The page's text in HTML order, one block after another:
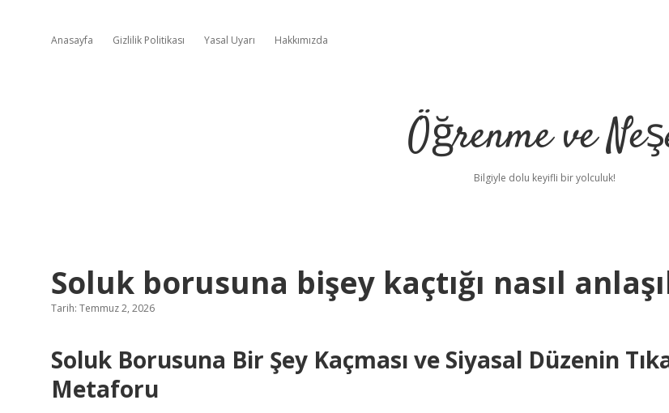
Anasayfa Gizlilik Politikası Yasal Uyarı Hakkımızda
Öğrenme ve
Bilgiyle dolu keyifli bir yolculuk!
Soluk borusuna bişey kaçtığı nasıl
Tarih: Temmuz 2, 2026
Soluk Borusuna Bir Şey Kaçması ve Siyasal Düzenin
Metaforu